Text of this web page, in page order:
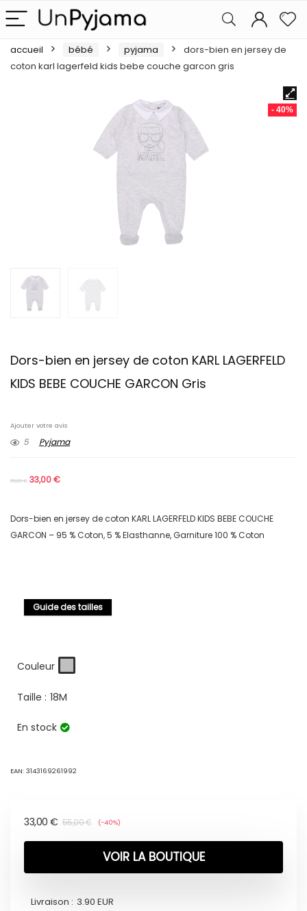
accueil bébé pyjama
dors-bien en jersey de
coton karl lagerfeld kids bebe couche garcon gris
- 40%
Dors-bien en jersey de coton KARL LAGERFELD
KIDS BEBE COUCHE GARCON Gris
Ajouter votre avis
5 Pyjama
55,00€ 33,00€
Dors-bien en jersey de coton KARL LAGERFELD KIDS BEBE COUCHE
GARCON – 95 % Coton, 5 % Elasthanne, Garniture 100 % Coton
Guide des tailles
Couleur
Taille : 18M
En stock
EAN: 3143169261992
55,00€
33,00 € (-40%)
VOIR LA BOUTIQUE
Livraison : 3.90 EUR